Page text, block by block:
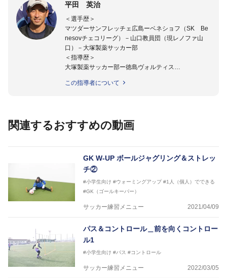
平田 英治
＜選手歴＞
マツダーサンフレッチェ広島ーベネショフ（SK Be
nesovチェコリーグ）－山口教員団（現レノファ山
口）－大塚製薬サッカー部
＜指導歴＞
大塚製薬サッカー部ー徳島ヴォルティス
四国大学准教授。
この指導者について
関連するおすすめの動画
GK W-UP ボールジャグリング＆ストレッ
チ②
#小学生向け #ウォーミングアップ #1人（個人）でできる
#GK（ゴールキーパー）
サッカー練習メニュー 2021/04/09
パス＆コントロール＿前を向くコントロー
ル1
#小学生向け #パス #コントロール
サッカー練習メニュー 2022/03/05